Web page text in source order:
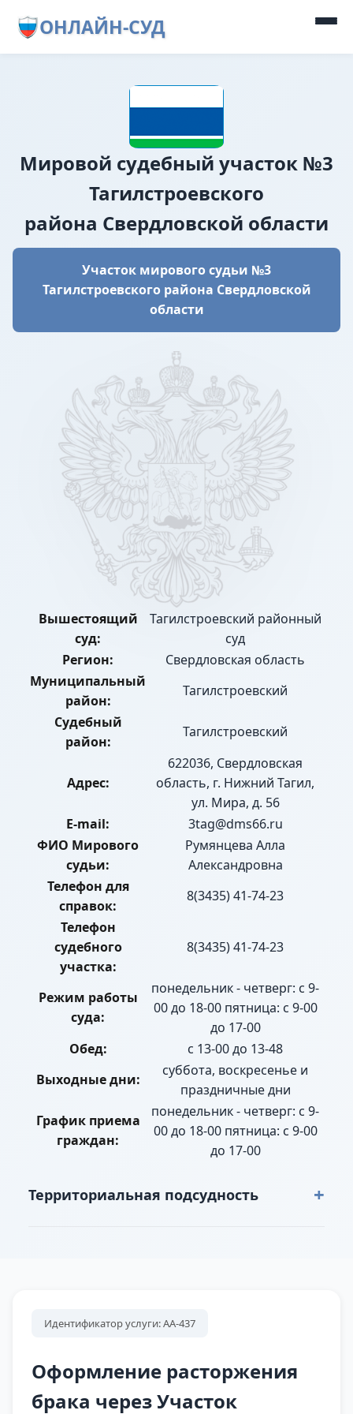
ОНЛАЙН-СУД
Мировой судебный участок №3
Тагилстроевского
района Свердловской области
Участок мирового судьи №3
Тагилстроевского района Свердловской
области
Вышестоящий
суд:
Тагилстроевский районный
суд
Регион:
Свердловская область
Муниципальный
район:
Тагилстроевский
Судебный
район:
Тагилстроевский
Адрес:
622036, Свердловская
область, г. Нижний Тагил,
ул. Мира, д. 56
E-mail:
3tag@dms66.ru
ФИО Мирового
судьи:
Румянцева Алла
Александровна
Телефон для
справок:
8(3435) 41-74-23
Телефон
судебного
участка:
8(3435) 41-74-23
Режим работы
суда:
понедельник - четверг: с 9-
00 до 18-00 пятница: с 9-00
до 17-00
Обед:
с 13-00 до 13-48
Выходные дни:
суббота, воскресенье и
праздничные дни
График приема
граждан:
понедельник - четверг: с 9-
00 до 18-00 пятница: с 9-00
до 17-00
Территориальная подсудность +
полностью, проезд Мендлеева полностью,
полностью, проезд Песчаный полностью,
проезд Степной полностью, проезд Узкий
полностью, проезд Чехова полностью,
Идентификатор услуги: АА-437
Оформление расторжения
брака через Участок